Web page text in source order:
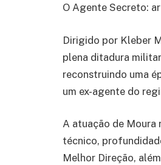
O Agente Secreto:
Dirigido por Kleber
plena ditadura
reconstruindo uma
um ex-agente do
A atuação de Moura
técnico,
Melhor Direção,